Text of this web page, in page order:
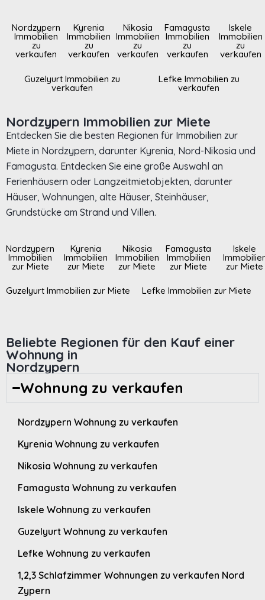
Nordzypern
Immobilien
zu
verkaufen
Kyrenia
Immobilien
zu
verkaufen
Nikosia
Immobilien
zu
verkaufen
Famagusta
Immobilien
zu
verkaufen
Iskele
Immobilien
zu
verkaufen
Guzelyurt Immobilien zu
verkaufen
Lefke Immobilien zu
verkaufen
Nordzypern Immobilien zur Miete
Entdecken Sie die besten Regionen für Immobilien zur
Miete in Nordzypern, darunter Kyrenia, Nord-Nikosia und
Famagusta. Entdecken Sie eine große Auswahl an
Ferienhäusern oder Langzeitmietobjekten, darunter
Häuser, Wohnungen, alte Häuser, Steinhäuser,
Grundstücke am Strand und Villen.
Nordzypern
Immobilien
zur Miete
Kyrenia
Immobilien
zur Miete
Nikosia
Immobilien
zur Miete
Famagusta
Immobilien
zur Miete
Iskele
zur Miete
Guzelyurt Immobilien zur Miete Lefke Immobilien zur Miete
Beliebte Regionen für den Kauf einer
Wohnung in
Nordzypern
Wohnung zu verkaufen
Nordzypern Wohnung zu verkaufen
Kyrenia Wohnung zu verkaufen
Nikosia Wohnung zu verkaufen
Famagusta Wohnung zu verkaufen
Iskele Wohnung zu verkaufen
Guzelyurt Wohnung zu verkaufen
Lefke Wohnung zu verkaufen
1,2,3 Schlafzimmer Wohnungen zu verkaufen Nord
Zypern